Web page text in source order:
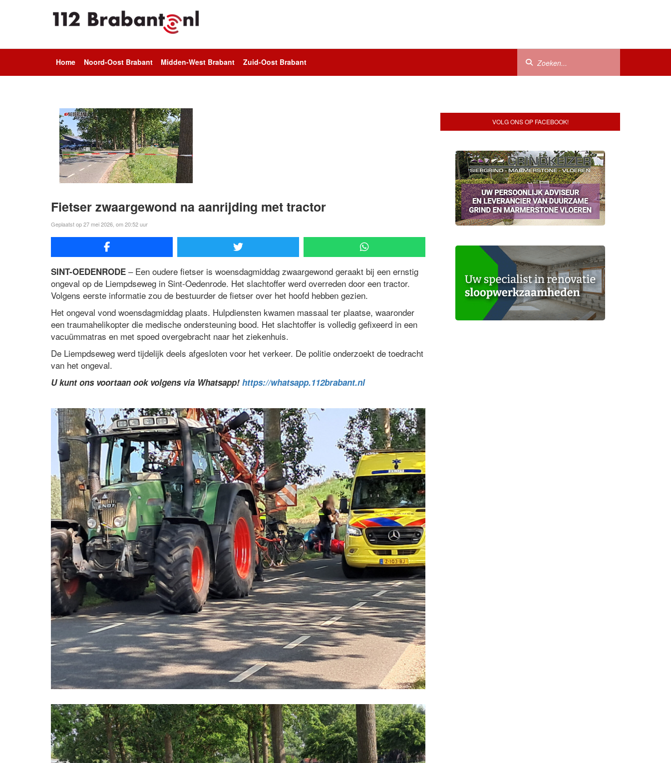
Home Noord-Oost Brabant Midden-West Brabant Zuid-Oost Brabant
Fietser zwaargewond na aanrijding met tractor
Geplaatst op 27 mei 2026, om 20:52 uur
SINT-OEDENRODE – Een oudere fietser is woensdagmiddag zwaargewond geraakt bij een ernstig
ongeval op de Liempdseweg in Sint-Oedenrode. Het slachtoffer werd overreden door een tractor.
Volgens eerste informatie zou de bestuurder de fietser over het hoofd hebben gezien.
Het ongeval vond woensdagmiddag plaats. Hulpdiensten kwamen massaal ter plaatse, waaronder
een traumahelikopter die medische ondersteuning bood. Het slachtoffer is volledig gefixeerd in een
vacuümmatras en met spoed overgebracht naar het ziekenhuis.
De Liempdseweg werd tijdelijk deels afgesloten voor het verkeer. De politie onderzoekt de toedracht
van het ongeval.
U kunt ons voortaan ook volgens via Whatsapp! https://whatsapp.112brabant.nl
VOLG ONS OP FACEBOOK!